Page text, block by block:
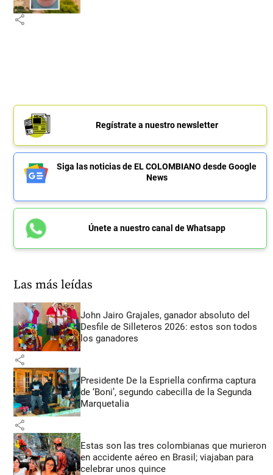
share
Regístrate a nuestro newsletter
Siga las noticias de EL COLOMBIANO desde Google
News
Únete a nuestro canal de Whatsapp
Las más leídas
John Jairo Grajales, ganador absoluto del
Desfile de Silleteros 2026: estos son todos
los ganadores
share
Presidente De la Espriella confirma captura
de ‘Boni’, segundo cabecilla de la Segunda
Marquetalia
share
Estas son las tres colombianas que murieron
en accidente aéreo en Brasil; viajaban para
celebrar unos quince